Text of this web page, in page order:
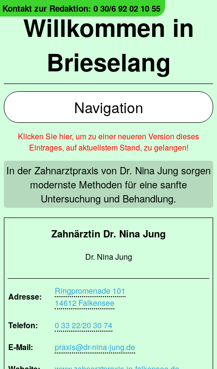
Willkommen in
Brieselang
Kontakt zur Redaktion: 0 30/6 92 02 10 55
Navigation
Klicken Sie hier, um zu einer neueren Version dieses
Eintrages, auf aktuellstem Stand, zu gelangen!
In der Zahnarztpraxis von Dr. Nina Jung sorgen
modernste Methoden für eine sanfte
Untersuchung und Behandlung.
Zahnärztin Dr. Nina Jung
Dr. Nina Jung
Adresse:
Ringpromenade 101
14612 Falkensee
Telefon:
0 33 22/20 30 74
E-Mail:
praxis@dr-nina-jung.de